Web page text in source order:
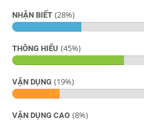
NHẬN BIẾT (28%)
THÔNG HIỂU (45%)
VẬN DỤNG (19%)
VẬN DỤNG CAO (8%)